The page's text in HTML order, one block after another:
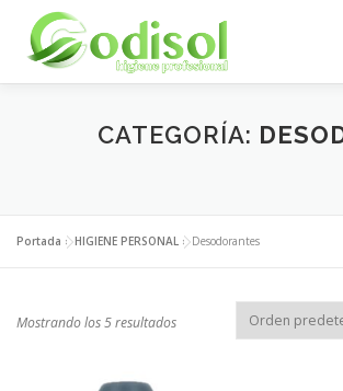
contenido
EMPRESA SERVICIOS
CATEGORÍA:
Portada »HIGIENE PERSONAL »Desodorantes
Mostrando los 5 resultados